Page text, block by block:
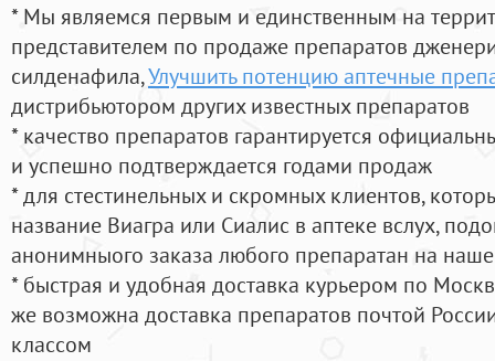
* Мы являемся первым и единственным на
представителем по продаже препаратов
силденафила,Улучшить потенцию аптечные
дистрибьютором других известных препаратов
* качество препаратов гарантируется
и успешно подтверждается годами продаж
* для стестинельных и скромных клиентов,
название Виагра или Сиалис в аптеке вслух,
анонимныого заказа любого препаратан на
* быстрая и удобная доставка курьером по
же возможна доставка препаратов почтой
классом